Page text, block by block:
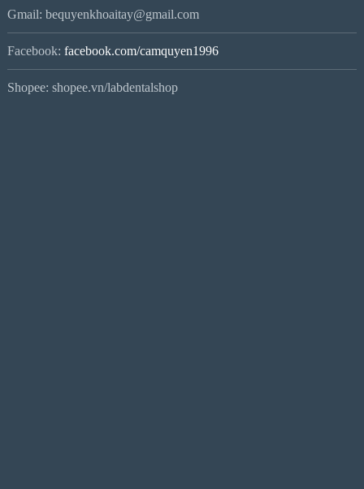
Gmail: bequyenkhoaitay@gmail.com
Facebook: facebook.com/camquyen1996
Shopee: shopee.vn/labdentalshop